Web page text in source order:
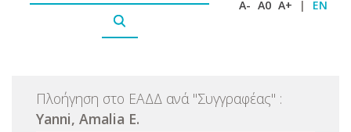
A- A0 A+ | EN
Πλοήγηση στο ΕΑΔΔ ανά "Συγγραφέας" :
Yanni, Amalia E.